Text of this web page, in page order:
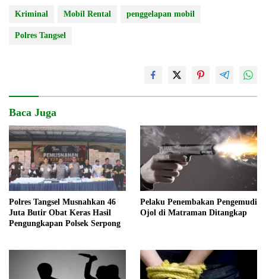
Kriminal Mobil Rental penggelapan mobil
Polres Tangsel
Baca Juga
Polres Tangsel Musnahkan 46
Juta Butir Obat Keras Hasil
Pengungkapan Polsek Serpong
Pelaku Penembakan Pengemudi
Ojol di Matraman Ditangkap